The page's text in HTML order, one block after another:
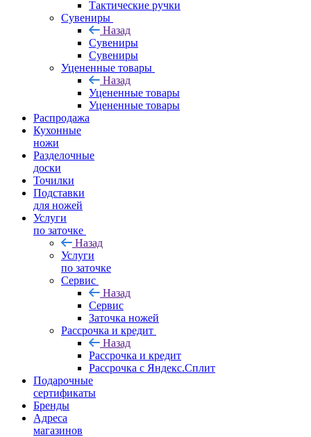
Тактические ручки
Сувениры
Назад
Сувениры
Сувениры
Уцененные товары
Назад
Уцененные товары
Уцененные товары
Распродажа
Кухонные
ножи
Разделочные
доски
Точилки
Подставки
для ножей
Услуги
по заточке
Назад
Услуги
по заточке
Сервис
Назад
Сервис
Заточка ножей
Рассрочка и кредит
Назад
Рассрочка и кредит
Рассрочка с Яндекс.Сплит
Подарочные
сертификаты
Бренды
Адреса
магазинов